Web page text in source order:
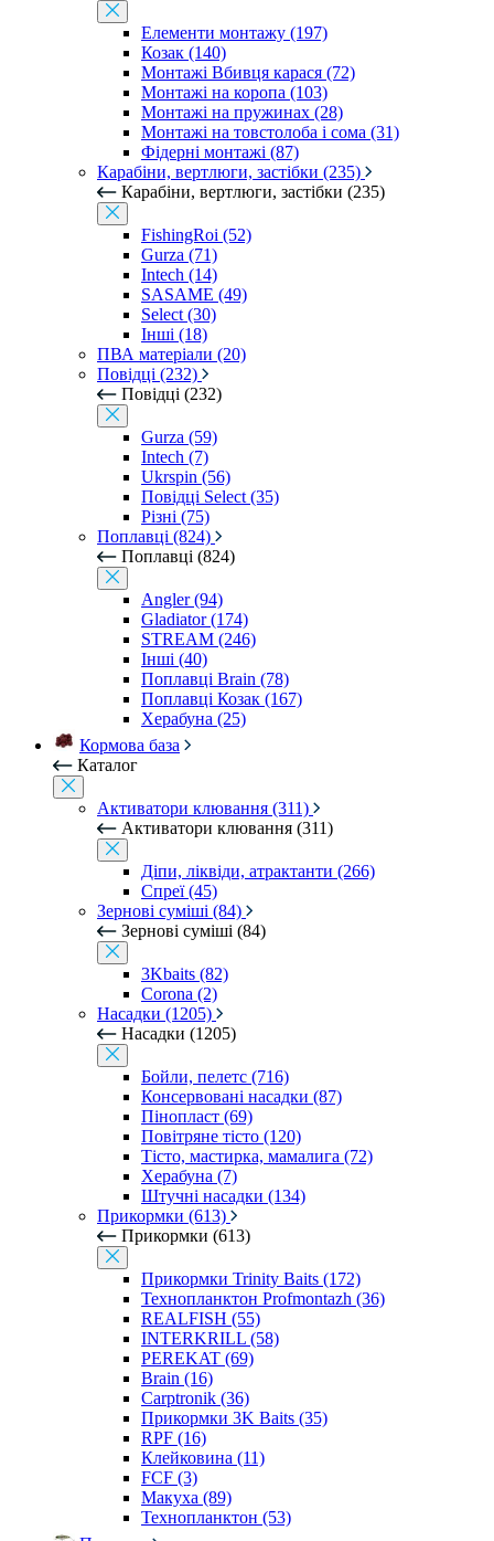
Елементи монтажу (197)
Козак (140)
Монтажі Вбивця карася (72)
Монтажі на коропа (103)
Монтажі на пружинах (28)
Монтажі на товстолоба і сома (31)
Фідерні монтажі (87)
Карабіни, вертлюги, застібки (235)
Карабіни, вертлюги, застібки (235)
FishingRoi (52)
Gurza (71)
Intech (14)
SASAME (49)
Select (30)
Інші (18)
ПВА матеріали (20)
Повідці (232)
Повідці (232)
Gurza (59)
Intech (7)
Ukrspin (56)
Повідці Select (35)
Різні (75)
Поплавці (824)
Поплавці (824)
Angler (94)
Gladiator (174)
STREAM (246)
Інші (40)
Поплавці Brain (78)
Поплавці Козак (167)
Херабуна (25)
Кормова база
Каталог
Активатори клювання (311)
Активатори клювання (311)
Діпи, ліквіди, атрактанти (266)
Спреї (45)
Зернові суміші (84)
Зернові суміші (84)
3Kbaits (82)
Corona (2)
Насадки (1205)
Насадки (1205)
Бойли, пелетс (716)
Консервовані насадки (87)
Пінопласт (69)
Повітряне тісто (120)
Тісто, мастирка, мамалига (72)
Херабуна (7)
Штучні насадки (134)
Прикормки (613)
Прикормки (613)
Прикормки Trinity Baits (172)
Технопланктон Profmontazh (36)
REALFISH (55)
INTERKRILL (58)
PEREKAT (69)
Brain (16)
Carptronik (36)
Прикормки 3K Baits (35)
RPF (16)
Клейковина (11)
FCF (3)
Макуха (89)
Технопланктон (53)